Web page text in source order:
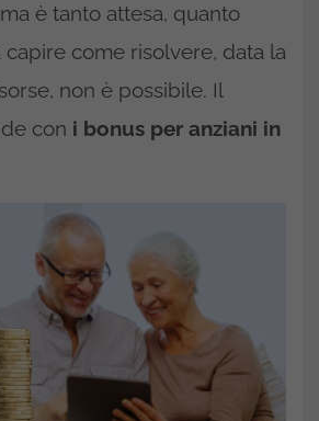
è tanto attesa, quanto
capire come risolvere, data la
non è possibile. Il
con i bonus per anziani in